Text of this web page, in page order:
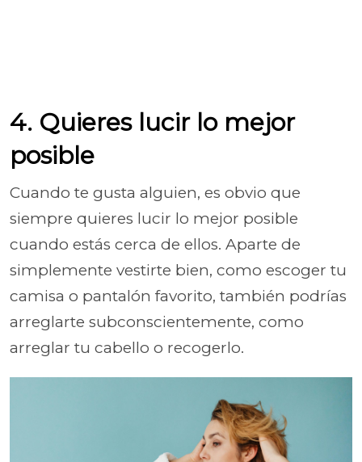
4. Quieres lucir lo mejor
posible
Cuando te gusta alguien, es obvio que
siempre quieres lucir lo mejor posible
cuando estás cerca de ellos. Aparte de
simplemente vestirte bien, como escoger tu
camisa o pantalón favorito, también podrías
arreglarte subconscientemente, como
arreglar tu cabello o recogerlo.